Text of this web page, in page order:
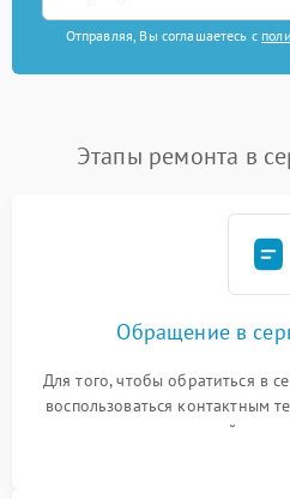
Отправляя, Вы соглашаетесь с
Этапы ремонта в
Обращение в
Для того, чтобы обратиться в
воспользоваться контактным
или оставить свой